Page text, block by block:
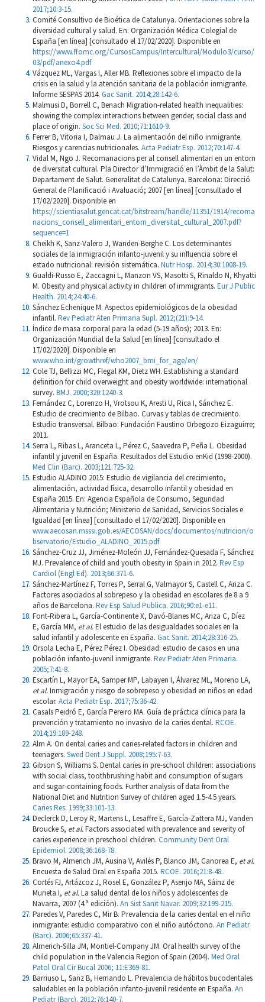
2017;10:3-15.
Comité Consultivo de Bioética de Catalunya. Orientaciones sobre la
diversidad cultural y salud. En: Organización Médica Colegial de
España [en línea] [consultado el 17/02/2020]. Disponible en
https://www.ffomc.org/CursosCampus/Intercultural/Modulo3/curso/
03/pdf/anexo4.pdf
Vázquez ML, Vargas I, Aller MB. Reflexiones sobre el impacto de la
crisis en la salud y la atención sanitaria de la población inmigrante.
Informe SESPAS 2014. Gac Sanit. 2014;28:142-6.
Malmusi D, Borrell C, Benach Migration-related health inequalities:
showing the complex interactions between gender, social class and
place of origin. Soc Sci Med. 2010;71:1610-9.
Ferrer B, Vitoria I, Dalmau J. La alimentación del niño inmigrante.
Riesgos y carencias nutricionales. Acta Pediatr Esp. 2012;70:147-4.
Vidal M, Ngo J. Recomanacions per al consell alimentari en un entorn
de diversitat cultural. Pla Director d’Immigració en l’Àmbit de la Salut:
Departament de Salut. Generalitat de Catalunya. Barcelona: Direcció
General de Planiﬁcació i Avaluació; 2007 [en línea] [consultado el
17/02/2020]. Disponible en
https://scientiasalut.gencat.cat/bitstream/handle/11351/1914/recoma
nacions_consell_alimentari_entorn_diversitat_cultural_2007.pdf?
sequence=1
Cheikh K, Sanz-Valero J, Wanden-Berghe C. Los determinantes
sociales de la inmigración infanto-juvenil y su influencia sobre el
estado nutricional: revisión sistemática. Nutr Hosp. 2014;30:1008-19.
Gualdi-Russo E, Zaccagni L, Manzon VS, Masotti S, Rinaldo N, Khyatti
M. Obesity and physical activity in children of immigrants. Eur J Public
Health. 2014;24:40-6.
Sánchez Echenique M. Aspectos epidemiológicos de la obesidad
infantil. Rev Pediatr Aten Primaria Supl. 2012;(21):9-14.
Índice de masa corporal para la edad (5-19 años); 2013. En:
Organización Mundial de la Salud [en línea] [consultado el
17/02/2020]. Disponible en
www.who.int/growthref/who2007_bmi_for_age/en/
Cole TJ, Bellizzi MC, Flegal KM, Dietz WH. Establishing a standard
deﬁnition for child overweight and obesity worldwide: international
survey. BMJ. 2000;320:1240-3.
Fernández C, Lorenzo H, Vrotsou K, Aresti U, Rica I, Sánchez E.
Estudio de crecimiento de Bilbao. Curvas y tablas de crecimiento.
Estudio transversal. Bilbao: Fundación Faustino Orbegozo Eizaguirre;
2011.
Serra L, Ribas L, Aranceta L, Pérez C, Saavedra P, Peña L. Obesidad
infantil y juvenil en España. Resultados del Estudio enKid (1998-2000).
Med Clin (Barc). 2003;121:725-32.
Estudio ALADINO 2015: Estudio de vigilancia del crecimiento,
alimentación, actividad física, desarrollo infantil y obesidad en
España 2015. En: Agencia Española de Consumo, Seguridad
Alimentaria y Nutrición; Ministerio de Sanidad, Servicios Sociales e
Igualdad [en línea] [consultado el 17/02/2020]. Disponible en
www.aecosan.msssi.gob.es/AECOSAN/docs/documentos/nutricion/o
bservatorio/Estudio_ALADINO_2015.pdf
Sánchez-Cruz JJ, Jiménez-Moleón JJ, Fernández-Quesada F, Sánchez
MJ. Prevalence of child and youth obesity in Spain in 2012. Rev Esp
Cardiol (Engl Ed). 2013;66:371-6.
Sánchez-Martínez F, Torres P, Serral G, Valmayor S, Castell C, Ariza C.
Factores asociados al sobrepeso y la obesidad en escolares de 8 a 9
años de Barcelona. Rev Esp Salud Publica. 2016;90:e1-e11.
Font-Ribera L, García-Continente X, Davó-Blanes MC, Ariza C, Díez
E, García MM, et al.El estudio de las desigualdades sociales en la
salud infantil y adolescente en España. Gac Sanit. 2014;28:316-25.
Orsola Lecha E, Pérez Pérez I. Obesidad: estudio de casos en una
población infanto-juvenil inmigrante. Rev Pediatr Aten Primaria.
2005;7:41-8.
Escartín L, Mayor EA, Samper MP, Labayen I, Álvarez ML, Moreno LA,
et al.Inmigración y riesgo de sobrepeso y obesidad en niños en edad
escolar. Acta Pediatr Esp. 2017;75:36-42.
Casals Peidró E, García Pereiro MA. Guía de práctica clínica para la
prevención y tratamiento no invasivo de la caries dental. RCOE.
2014;19:189-248.
Alm A. On dental caries and caries-related factors in children and
teenagers. Swed Dent J Suppl. 2008;195:7-63.
Gibson S, Williams S. Dental caries in pre-school children: associations
with social class, toothbrushing habit and consumption of sugars
and sugar-containing foods. Further analysis of data from the
National Diet and Nutrition Survey of children aged 1.5-4.5 years.
Caries Res. 1999;33:101-13.
Declerck D, Leroy R, Martens L, Lesaffre E, García-Zattera MJ, Vanden
Broucke S, et al.Factors associated with prevalence and severity of
caries experience in preschool children. Community Dent Oral
Epidemiol. 2008;36:168-78.
Bravo M, Almerich JM, Ausina V, Avilés P, Blanco JM, Canorea E, et al.
Encuesta de Salud Oral en España 2015. RCOE. 2016;21:8-48..
Cortés FJ, Artázcoz J, Rosel E, González P, Asenjo MA, Sáinz de
Murieta I, et al.La salud dental de los niños y adolescentes de
Navarra, 2007 (4.ª edición). An Sist Sanit Navar. 2009;32:199-215.
Paredes V, Paredes C, Mir B. Prevalencia de la caries dental en el niño
inmigrante: estudio comparativo con el niño autóctono. An Pediatr
(Barc). 2006;65:337-41.
Almerich-Silla JM, Montiel-Company JM. Oral health survey of the
child population in the Valencia Region of Spain (2004). Med Oral
Patol Oral Cir Bucal 2006; 11:E369-81.
Barriuso L, Sanz B, Hernando L. Prevalencia de hábitos bucodentales
saludables en la población infanto-juvenil residente en España. An
Pediatr (Barc). 2012;76:140-7.